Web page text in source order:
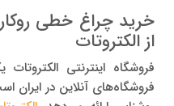
از الکتروتات
فروشگاه اینترنتی
فروشگاه‌های آنلاین در ایران